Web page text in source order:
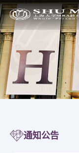
首页
项目分类通知公告